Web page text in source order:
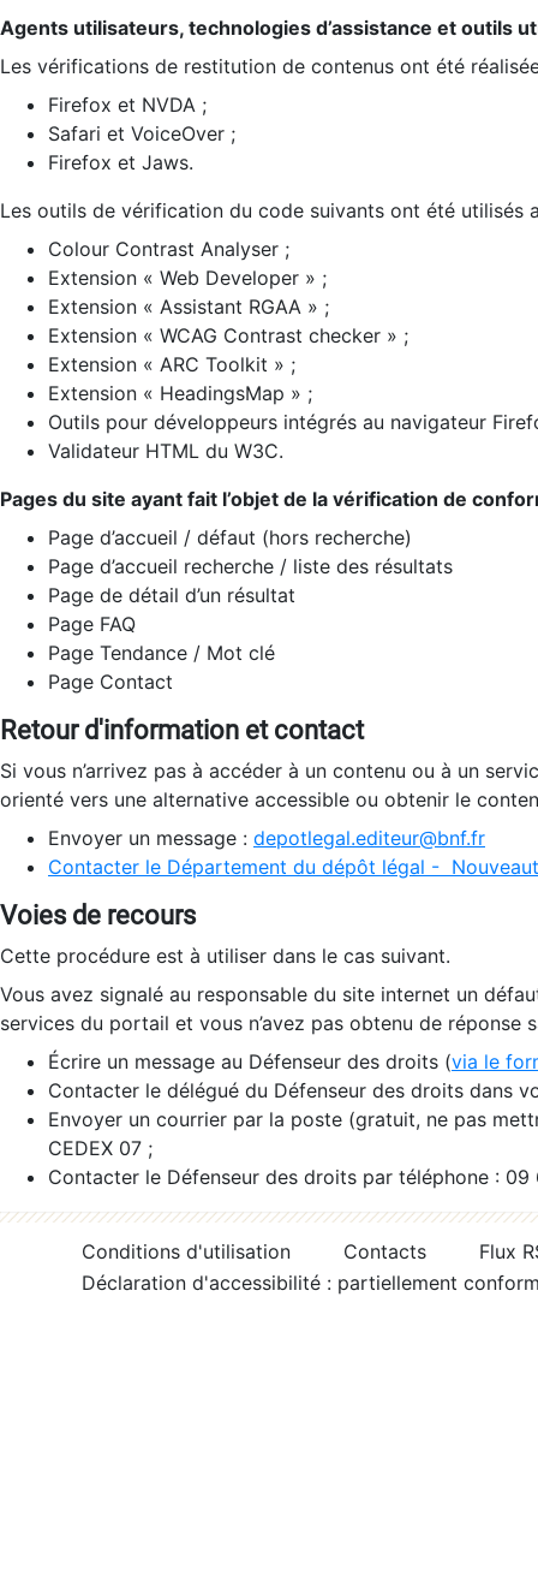
Agents utilisateurs, technologies d’assistance et outils
Les vérifications de restitution de contenus ont été
Firefox et NVDA ;
Safari et VoiceOver ;
Firefox et Jaws.
Les outils de vérification du code suivants ont été utilisés
Colour Contrast Analyser ;
Extension « Web Developer » ;
Extension « Assistant RGAA » ;
Extension « WCAG Contrast checker » ;
Extension « ARC Toolkit » ;
Extension « HeadingsMap » ;
Outils pour développeurs intégrés au navigateur
Validateur HTML du W3C.
Pages du site ayant fait l’objet de la vérification de
Page d’accueil / défaut (hors recherche)
Page d’accueil recherche / liste des résultats
Page de détail d’un résultat
Page FAQ
Page Tendance / Mot clé
Page Contact
Retour d'information et contact
Si vous n’arrivez pas à accéder à un contenu ou à un
orienté vers une alternative accessible ou obtenir le
Envoyer un message : depotlegal.editeur@bnf.fr
Contacter le Département du dépôt légal -
Voies de recours
Cette procédure est à utiliser dans le cas suivant.
Vous avez signalé au responsable du site internet un
services du portail et vous n’avez pas obtenu de réponse
Écrire un message au Défenseur des droits (via le
Contacter le délégué du Défenseur des droits dans
Envoyer un courrier par la poste (gratuit, ne pas
CEDEX 07 ;
Contacter le Défenseur des droits par téléphone :
Conditions d'utilisation Contacts
Flux
Déclaration d'accessibilité : partiellement